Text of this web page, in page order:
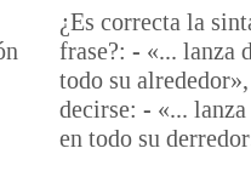
¿Es correcta la
frase?: - «... lanza
todo su
decirse: - «...
en todo su